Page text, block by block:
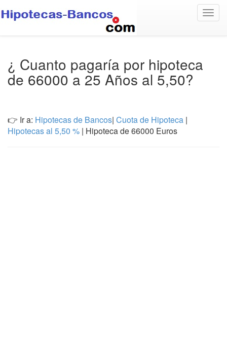
¿ Cuanto pagaría por hipoteca
de 66000 a 25 Años al 5,50?
👉 Ir a: Hipotecas de Bancos| Cuota de Hipoteca |
Hipotecas al 5,50 % | Hipoteca de 66000 Euros